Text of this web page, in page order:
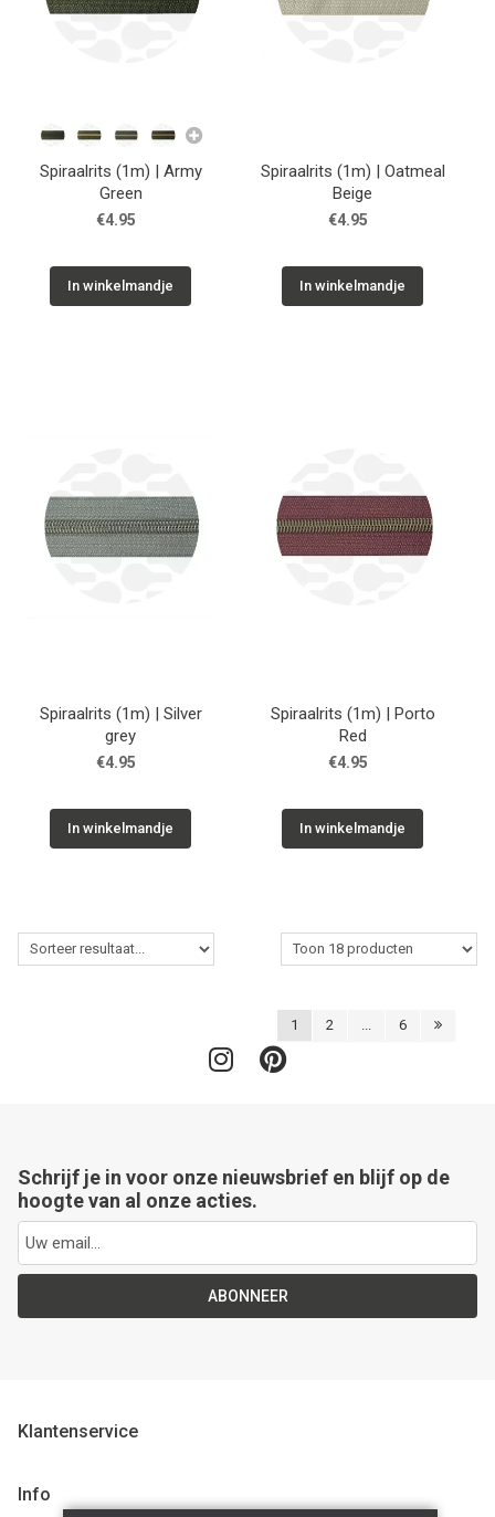
Spiraalrits (1m) | Army
Green
€4.95
In winkelmandje
Spiraalrits (1m) | Oatmeal
Beige
€4.95
In winkelmandje
Spiraalrits (1m) | Silver
grey
€4.95
In winkelmandje
Spiraalrits (1m) | Porto
Red
€4.95
In winkelmandje
1 2 6
Schrijf je in voor onze nieuwsbrief en blijf op de
hoogte van al onze acties.
ABONNEER
Klantenservice
Info